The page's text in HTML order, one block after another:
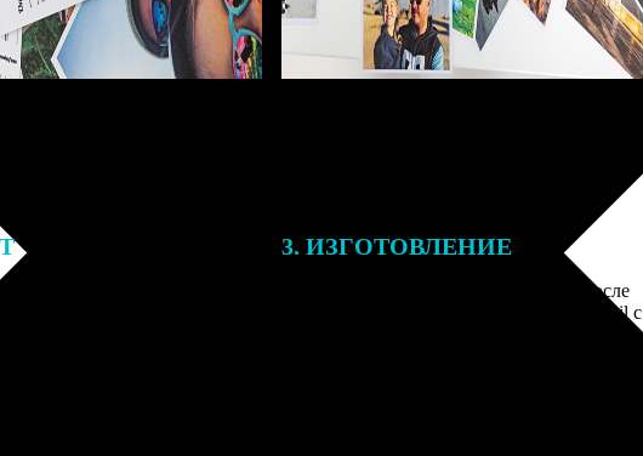
заказа к печати
могут связаться с Вами
телефону или email для
деталей.
3. ИЗГОТОВЛЕНИЕ
Оплатите заказ банковской картой. После
оплаты получите подтверждение на email с